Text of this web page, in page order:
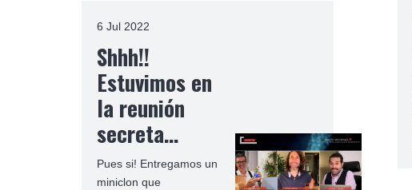
6 Jul 2022
Shhh!!
Estuvimos en
la reunión
secreta…
Pues si! Entregamos un
miniclon que